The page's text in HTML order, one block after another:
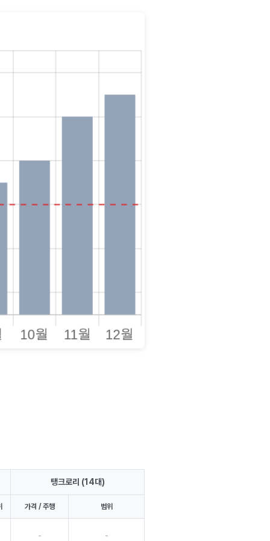
탱크로리 (14대)
가격 / 주행 범위
- -